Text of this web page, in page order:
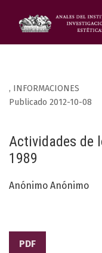
, INFORMACIONES
Actividades de
1989
Publicado 2012-10-08
Anónimo Anónimo
PDF